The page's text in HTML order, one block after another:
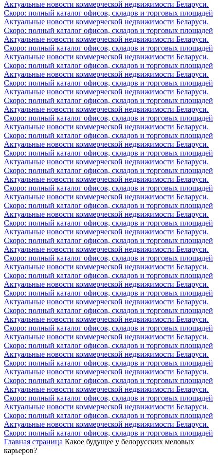
Актуальные новости коммерческой недвижимости Беларуси.
Скоро: полный каталог офисов, складов и торговых площадей
Актуальные новости коммерческой недвижимости Беларуси.
Скоро: полный каталог офисов, складов и торговых площадей
Актуальные новости коммерческой недвижимости Беларуси.
Скоро: полный каталог офисов, складов и торговых площадей
Актуальные новости коммерческой недвижимости Беларуси.
Скоро: полный каталог офисов, складов и торговых площадей
Актуальные новости коммерческой недвижимости Беларуси.
Скоро: полный каталог офисов, складов и торговых площадей
Актуальные новости коммерческой недвижимости Беларуси.
Скоро: полный каталог офисов, складов и торговых площадей
Актуальные новости коммерческой недвижимости Беларуси.
Скоро: полный каталог офисов, складов и торговых площадей
Актуальные новости коммерческой недвижимости Беларуси.
Скоро: полный каталог офисов, складов и торговых площадей
Актуальные новости коммерческой недвижимости Беларуси.
Скоро: полный каталог офисов, складов и торговых площадей
Актуальные новости коммерческой недвижимости Беларуси.
Скоро: полный каталог офисов, складов и торговых площадей
Актуальные новости коммерческой недвижимости Беларуси.
Скоро: полный каталог офисов, складов и торговых площадей
Актуальные новости коммерческой недвижимости Беларуси.
Скоро: полный каталог офисов, складов и торговых площадей
Актуальные новости коммерческой недвижимости Беларуси.
Скоро: полный каталог офисов, складов и торговых площадей
Актуальные новости коммерческой недвижимости Беларуси.
Скоро: полный каталог офисов, складов и торговых площадей
Актуальные новости коммерческой недвижимости Беларуси.
Скоро: полный каталог офисов, складов и торговых площадей
Актуальные новости коммерческой недвижимости Беларуси.
Скоро: полный каталог офисов, складов и торговых площадей
Актуальные новости коммерческой недвижимости Беларуси.
Скоро: полный каталог офисов, складов и торговых площадей
Актуальные новости коммерческой недвижимости Беларуси.
Скоро: полный каталог офисов, складов и торговых площадей
Актуальные новости коммерческой недвижимости Беларуси.
Скоро: полный каталог офисов, складов и торговых площадей
Актуальные новости коммерческой недвижимости Беларуси.
Скоро: полный каталог офисов, складов и торговых площадей
Актуальные новости коммерческой недвижимости Беларуси.
Скоро: полный каталог офисов, складов и торговых площадей
Актуальные новости коммерческой недвижимости Беларуси.
Скоро: полный каталог офисов, складов и торговых площадей
Актуальные новости коммерческой недвижимости Беларуси.
Скоро: полный каталог офисов, складов и торговых площадей
Актуальные новости коммерческой недвижимости Беларуси.
Скоро: полный каталог офисов, складов и торговых площадей
Актуальные новости коммерческой недвижимости Беларуси.
Скоро: полный каталог офисов, складов и торговых площадей
Главная страница Какое будущее у белорусских меловых
карьеров?